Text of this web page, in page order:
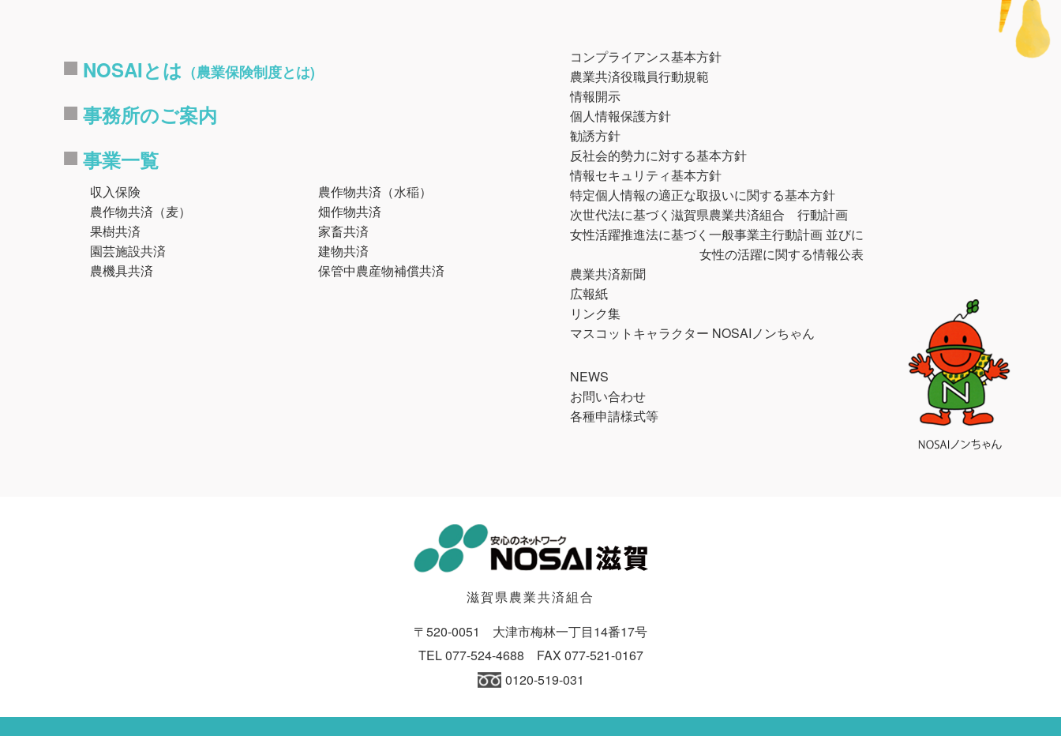
NOSAIとは （農業保険制度とは)
事務所のご案内
事業一覧
収入保険
農作物共済（水稲）
農作物共済（麦）
畑作物共済
果樹共済
家畜共済
園芸施設共済
建物共済
農機具共済
保管中農産物補償共済
コンプライアンス基本方針
農業共済役職員行動規範
情報開示
個人情報保護方針
勧誘方針
反社会的勢力に対する基本方針
情報セキュリティ基本方針
特定個人情報の適正な取扱いに関する基本方針
次世代法に基づく滋賀県農業共済組合 行動計画
女性活躍推進法に基づく一般事業主行動計画 並びに
女性の活躍に関する情報公表
農業共済新聞
広報紙
リンク集
マスコットキャラクター NOSAIノンちゃん
NEWS
お問い合わせ
各種申請様式等
滋賀県農業共済組合
〒520-0051 大津市梅林一丁目14番17号
TEL077-524-4688 FAX 077-521-0167
0120-519-031